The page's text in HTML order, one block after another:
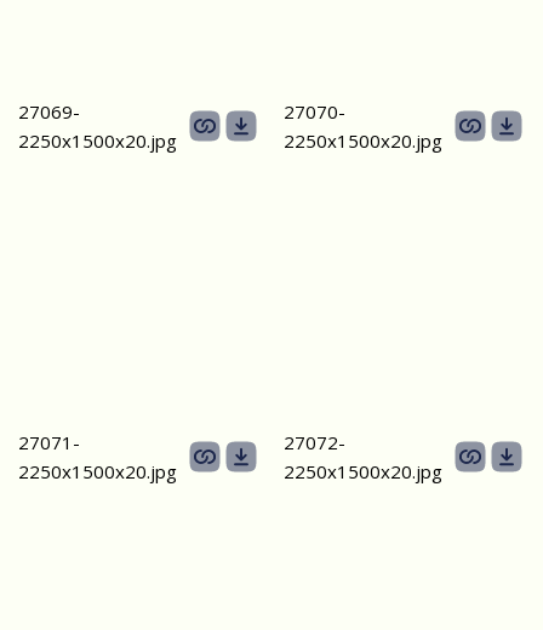
27069-
2250х1500х20.jpg
27070-
2250х1500х20.jpg
27071-
2250х1500х20.jpg
27072-
2250х1500х20.jpg